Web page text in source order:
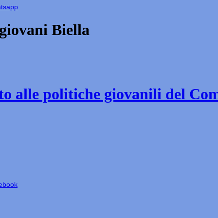
Biella
alle politiche giovanili del